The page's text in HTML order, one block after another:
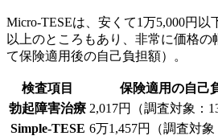
Micro-TESEは、安くて1万5,000円以
以上のところもあり、非常に価格の
て保険適用後の自己負担額）。
検査項目
保険適用の自己
勃起障害治療 2,017円（調査対象：
Simple-TESE 6万1,457円（調査対象